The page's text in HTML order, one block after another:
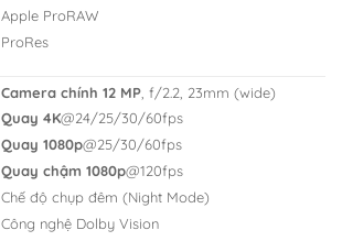
Apple ProRAW
ProRes
Camera chính 12 MP , f/2.2, 23mm (wide)
Quay 4K@24/25/30/60fps
Quay 1080p@25/30/60fps
Quay chậm 1080p@120fps
Chế độ chụp đêm (Night Mode)
Công nghệ Dolby Vision